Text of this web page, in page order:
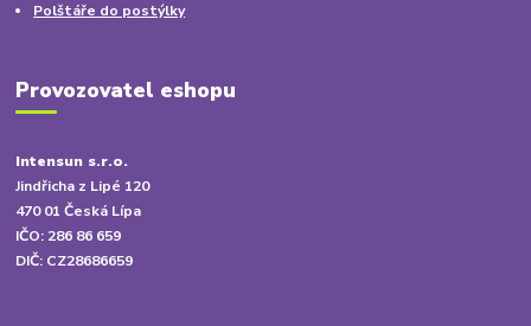
Polštáře do postýlky
Provozovatel eshopu
Intensun s.r.o.
Jindřicha z Lipé 120
470 01 Česká Lípa
IČO: 286 86 659
DIČ: CZ28686659